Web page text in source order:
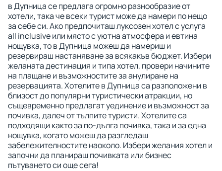
в Дупница се предлага огромно разнообразие от
хотели, така че всеки турист може да намери по нещо
за себе си. Ако предпочиташ луксозен хотел с услуга
all inclusive или място с уютна атмосфера и евтина
нощувка, то в Дупница можеш да намериш и
резервираш настаняване за всякакъв бюджет. Избери
желаната дестинация и типа хотел, провери начините
на плащане и възможностите за анулиране на
резервацията. Хотелите в Дупница са разположени в
близост до популярни туристически атракции, но
същевременно предлагат уединение и възможност за
почивка, далеч от тълпите туристи. Хотелите са
подходящи както за по-дълга почивка, така и за една
нощувка, когато можеш да разгледаш
забележителностите наоколо. Избери желания хотел и
започни да планираш почивката или бизнес
пътуването си още сега!